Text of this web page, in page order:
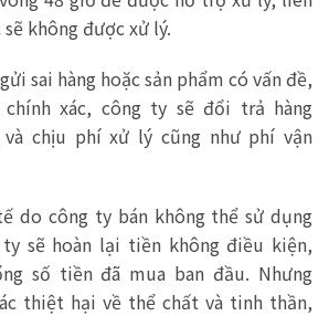
không được xử lý.
sai hàng hoặc sản phẩm có vấn đề,
xác, công ty sẽ đổi trả hàng
chịu phí xử lý cũng như phí vận
do công ty bán không thể sử dụng
sẽ hoàn lại tiền không điều kiện,
số tiền đã mua ban đầu. Nhưng
thiệt hại về thể chất và tinh thần,